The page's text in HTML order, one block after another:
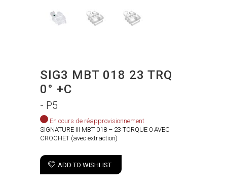
SIG3 MBT 018 23 TRQ
0° +C
- P5
En cours de réapprovisionnement
SIGNATURE III MBT 018 – 23 TORQUE 0 AVEC
CROCHET (avec extraction)
ADD TO WISHLIST